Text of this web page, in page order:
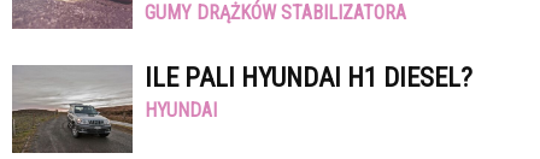
GUMY DRĄŻKÓW STABILIZATORA
ILE PALI HYUNDAI H1 DIESEL?
HYUNDAI